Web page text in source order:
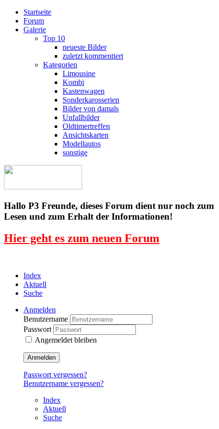
Startseite
Forum
Galerie
Top 10
neueste Bilder
zuletzt kommentiert
Kategorien
Limousine
Kombi
Kastenwagen
Sonderkarosserien
Bilder von damals
Unfallbilder
Oldtimertreffen
Ansichtskarten
Modellautos
sonstige
Hallo P3 Freunde, dieses Forum dient nur noch zum
Lesen und zum Erhalt der Informationen!
Hier geht es zum neuen Forum
Index
Aktuell
Suche
Anmelden
Benutzername
Passwort
Angemeldet bleiben
Anmelden
Passwort vergessen?
Benutzername vergessen?
Index
Aktuell
Suche